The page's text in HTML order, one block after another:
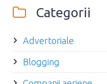
Categorii
Advertoriale
Blogging